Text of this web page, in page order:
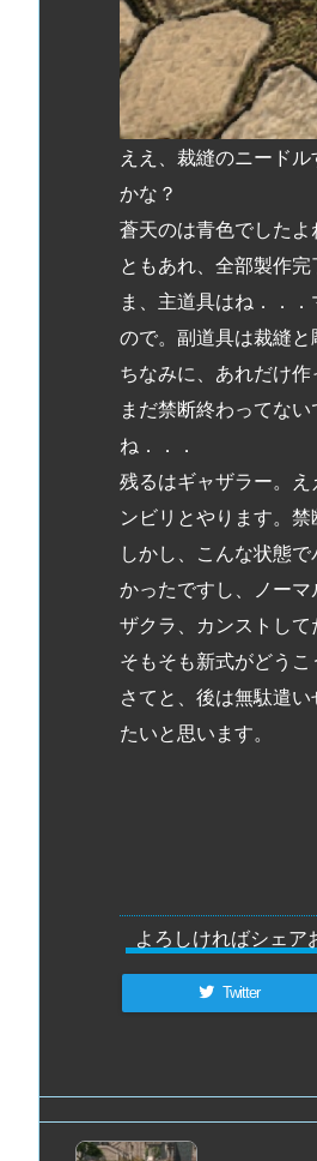
ええ、裁縫のニード
かな？
蒼天のは青色でしたよ
ともあれ、全部製作完
ま、主道具はね．．
ので。副道具は裁縫と
ちなみに、あれだけ作
まだ禁断終わってな
ね．．．
残るはギャザラー。
ンビリとやります。禁
しかし、こんな状態
かったですし、ノー
ザクラ、カンストして
そもそも新式がどうこ
さてと、後は無駄遣
たいと思います。
よろしければシェア
Twitter